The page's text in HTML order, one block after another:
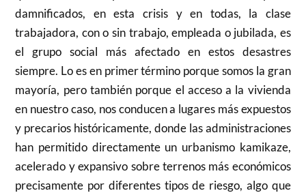
damnificados, en esta crisis y en todas, la clase
trabajadora, con o sin trabajo, empleada o jubilada, es
el grupo social más afectado en estos desastres
siempre. Lo es en primer término porque somos la gran
mayoría, pero también porque el acceso a la vivienda
en nuestro caso, nos conducen a lugares más expuestos
y precarios históricamente, donde las administraciones
han permitido directamente un urbanismo kamikaze,
acelerado y expansivo sobre terrenos más económicos
precisamente por diferentes tipos de riesgo, algo que